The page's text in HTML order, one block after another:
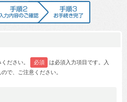
順1 個人情報のご入力手順2 入力内容のご確認
ださい。 必須
は必須入力項目です。入
で、ご注意ください。